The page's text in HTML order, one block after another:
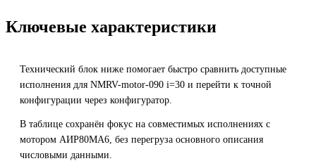
Ключевые характеристики
Технический блок ниже помогает быстро сравнить доступные
исполнения для NMRV-motor-090 i=30 и перейти к точной
конфигурации через конфигуратор.
В таблице сохранён фокус на совместимых исполнениях с
мотором АИР80MA6, без перегруза основного описания
числовыми данными.